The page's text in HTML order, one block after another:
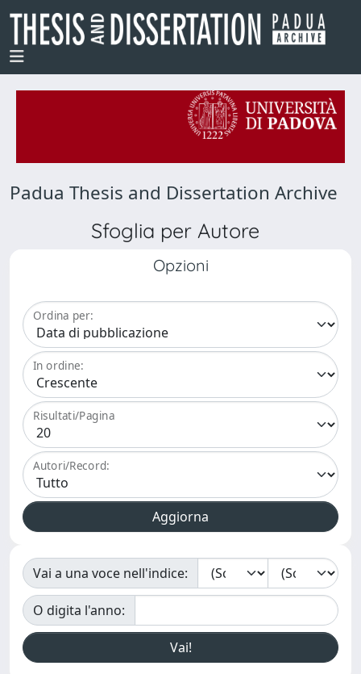
Padua Thesis and Dissertation Archive
Sfoglia per Autore
Opzioni
Ordina per:
In ordine:
Risultati/Pagina
Autori/Record:
Vai a una voce nell'indice:
O digita l'anno: